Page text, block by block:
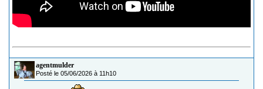
agentmulder
Posté le 05/06/2026 à 11h10